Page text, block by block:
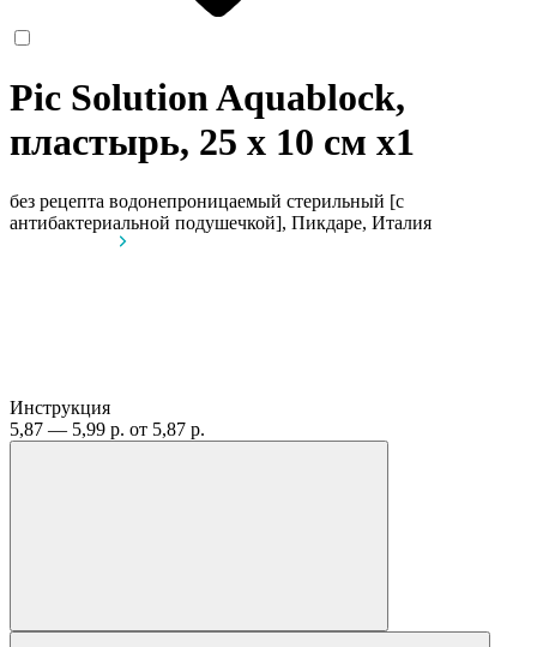
Pic Solution Aquablock,
пластырь, 25 х 10 см x1
без рецепта водонепроницаемый стерильный [с
антибактериальной подушечкой], Пикдаре, Италия
Инструкция
5,87 — 5,99 р. от 5,87 р.